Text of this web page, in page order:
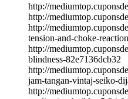
http://
http://
http://
tension-and-choke-
http://
blindness-82e7136dcb32
http://
jam-tangan-vintaj-seiko-
http://